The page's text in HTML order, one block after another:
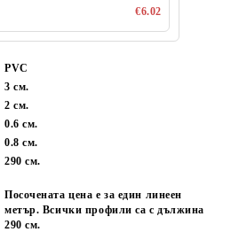
€6.02
PVC
3 см.
2 см.
0.6 см.
0.8 см.
290 см.
Посочената цена е за един линеен
метър. Всички профили са с дължина
290 см.